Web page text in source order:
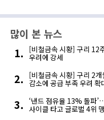
많이 본 뉴스
[비철금속 시황] 구리 12
우려에 강세
[비철금속 시황] 구리 2
감소에 공급 부족 우려 확
‘낸드 점유율 13% 돌파
사이클 타고 글로벌 4위